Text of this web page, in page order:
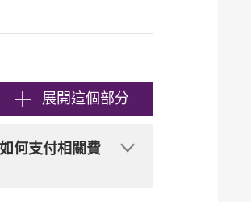
展開這個部分
何支付相關費